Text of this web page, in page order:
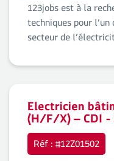
123jobs est à la
techniques pour
secteur de
Electricien
(H/F/X) – CDI
Réf : #12Z01502